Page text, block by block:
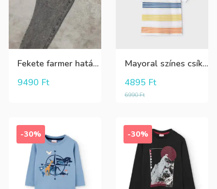
Fekete farmer hatású pamut nadrág, aktív megkötővel belül
9490 Ft
Mayoral színes csíkos galléros póló
6990Ft
4895 Ft
-30% -30%